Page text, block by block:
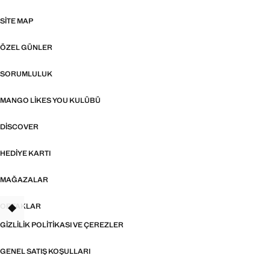
SITE MAP
ÖZEL GÜNLER
SORUMLULUK
MANGO LIKES YOU KULÜBÜ
DISCOVER
HEDIYE KARTI
MAĞAZALAR
ORTAKLAR
GIZLILIK POLITIKASI VE ÇEREZLER
GENEL SATIŞ KOŞULLARI